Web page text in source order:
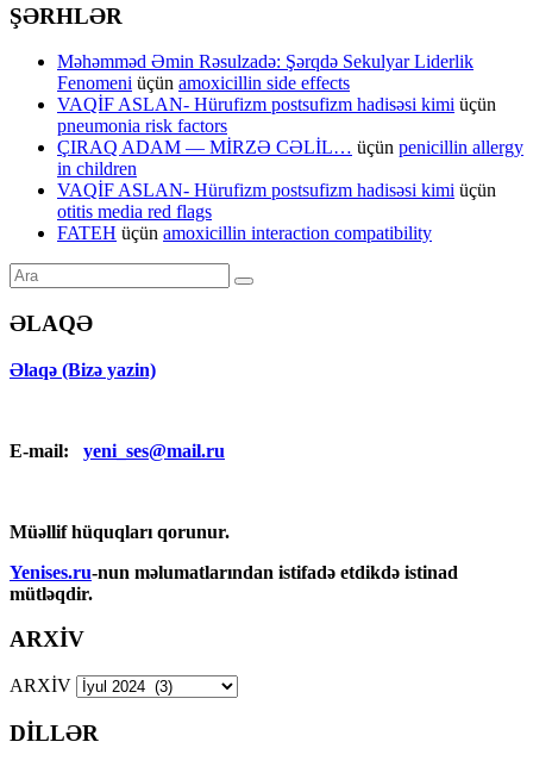
ŞƏRHLƏR
Məhəmməd Əmin Rəsulzadə: Şərqdə Sekulyar Liderlik
Fenomeni üçün amoxicillin side effects
VAQİF ASLAN- Hürufizm postsufizm hadisəsi kimi üçün
pneumonia risk factors
ÇIRAQ ADAM — MİRZƏ CƏLİL… üçün penicillin allergy
in children
VAQİF ASLAN- Hürufizm postsufizm hadisəsi kimi üçün
otitis media red flags
FATEH üçün amoxicillin interaction compatibility
ƏLAQƏ
Əlaqə (Bizə yazin)
E-mail: yeni_ses@mail.ru
Müəllif hüquqları qorunur.
Yenises.ru-nun məlumatlarından istifadə etdikdə istinad
mütləqdir.
ARXİV
ARXİV
DİLLƏR